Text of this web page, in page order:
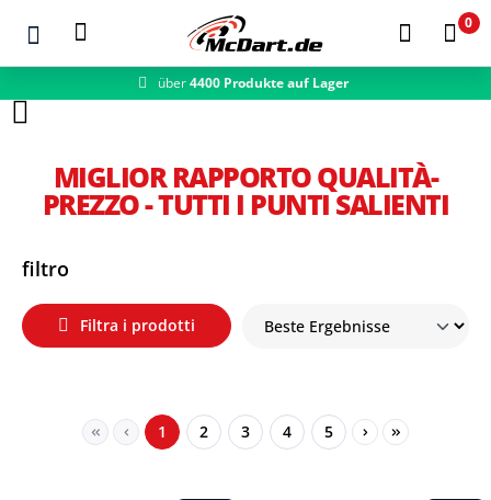
Zum Hauptinhalt springen
0
über4400 Produkte auf Lager
schneller Versand
MIGLIOR RAPPORTO QUALITÀ-
PREZZO - TUTTI I PUNTI SALIENTI
filtro
Filtra i prodotti
Seite
1 Seite
2 Seite
3 Seite
4 Seite
5